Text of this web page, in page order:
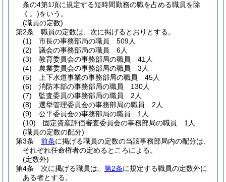
条の4第1項に規定する短時間勤務の職を占める職員を除
く。)をいう。
(職員の定数)
第2条
職員の定数は、次に掲げるとおりとする。
(1)
市長の事務部局の職員 509人
(2)
議会の事務部局の職員 6人
(3)
教育委員会の事務部局の職員 41人
(4)
農業委員会の事務部局の職員 3人
(5)
上下水道事業の事務部局の職員 45人
(6)
消防本部の事務部局の職員 130人
(7)
監査委員の事務部局の職員 2人
(8)
選挙管理委員会の事務部局の職員 2人
(9)
公平委員会の事務部局の職員 1人
(10)
固定資産評価審査委員会の事務部局の職員 1人
(職員の定数の配分)
第3条
前条に掲げる職員の定数の当該事務部局内の配分は、
それぞれ任命権者の定めるところによる。
(定数外)
第4条
次に掲げる職員は、 第2条に規定する職員の定数外に
ある者とする。